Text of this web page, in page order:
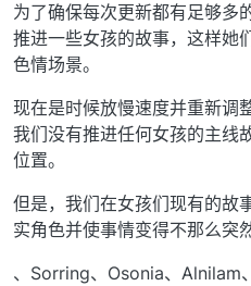
为了确保每次更新都有足够多
推进一些女孩的故事，这样她
色情场景。
现在是时候放慢速度并重新调
我们没有推进任何女孩的主线
位置。
但是，我们在女孩们现有的故
实角色并使事情变得不那么突
、Sorring、Osonia、